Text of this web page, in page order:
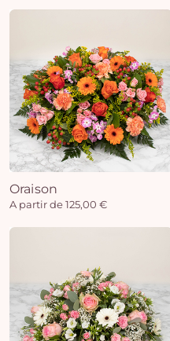
Oraison
A partir de 125,00 €